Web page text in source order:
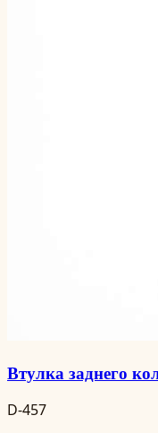
Втулка заднего
D-457